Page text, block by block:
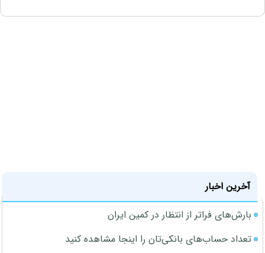
آخرین اخبار
بارش‌های فراتر از انتظار در کمین ایران
تعداد حساب‌های بانکی‌تان را اینجا مشاهده کنید